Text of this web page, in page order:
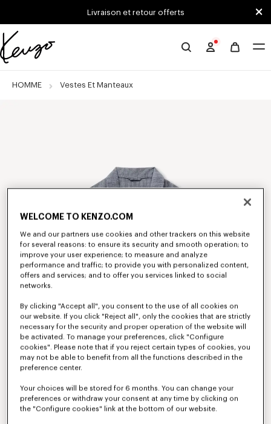
Skip to main content
Skip to footer contentLivraison et retour offerts
Site
KENZO
HOMME Vestes Et Manteaux
WELCOME TO KENZO.COM
We and our partners use cookies and other trackers on this website
for several reasons: to ensure its security and smooth operation; to
improve your user experience; to measure and analyze
performance and traffic; to provide you with personalized content,
offers and services; and to offer you services linked to social
networks.
By clicking "Accept all", you consent to the use of all cookies on
our website. If you click "Reject all", only the cookies that are strictly
necessary for the security and proper operation of the website will
be activated. To manage your preferences, click "Configure
cookies". Please note that if you reject certain types of cookies, you
may not be able to benefit from all the functions described in the
preference center.
Your choices will be stored for 6 months. You can change your
preferences or withdraw your consent at any time by clicking on
the "Configure cookies" link at the bottom of our website.